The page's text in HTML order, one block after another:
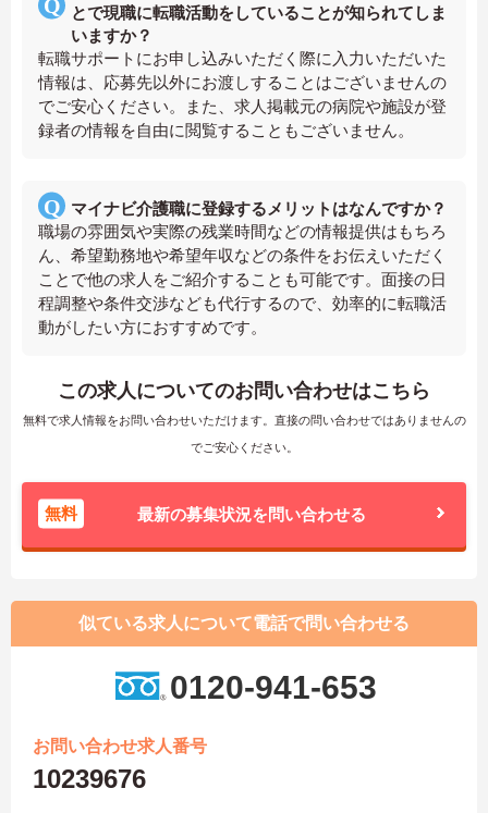
とで現職に転職活動をしていることが知られてしま
いますか？
転職サポートにお申し込みいただく際に入力いただいた
情報は、応募先以外にお渡しすることはございませんの
でご安心ください。また、求人掲載元の病院や施設が登
録者の情報を自由に閲覧することもございません。
マイナビ介護職に登録するメリットはなんですか？
職場の雰囲気や実際の残業時間などの情報提供はもちろ
ん、希望勤務地や希望年収などの条件をお伝えいただく
ことで他の求人をご紹介することも可能です。面接の日
程調整や条件交渉なども代行するので、効率的に転職活
動がしたい方におすすめです。
この求人についてのお問い合わせはこちら
無料で求人情報をお問い合わせいただけます。直接の問い合わせではありませんの
でご安心ください。
無料 最新の募集状況を問い合わせる
似ている求人について電話で問い合わせる
0120-941-653
お問い合わせ求人番号
10239676